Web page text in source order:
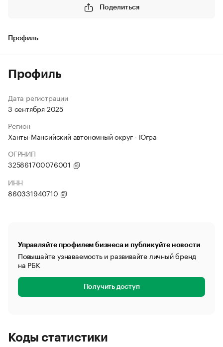
Поделиться
Профиль
Профиль
Дата регистрации
3 сентября 2025
Регион
Ханты-Мансийский автономный округ - Югра
ОГРНИП
325861700076001
ИНН
860331940710
Управляйте профилем бизнеса и публикуйте новости
Повышайте узнаваемость и развивайте личный бренд
на РБК
Получить доступ
Коды статистики